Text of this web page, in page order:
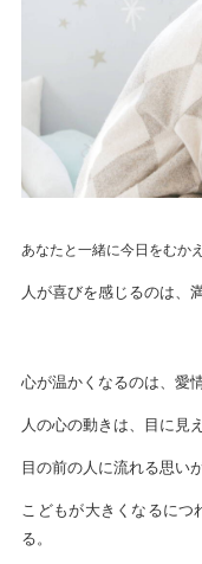
あなたと一緒に今日をむか
人が喜びを感じるのは、
心が温かくなるのは、愛
人の心の動きは、目に見
目の前の人に流れる思い
こどもが大きくなるにつ
る。